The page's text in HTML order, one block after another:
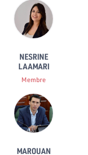
NESRINE
LAAMARI
Membre
MAROUAN